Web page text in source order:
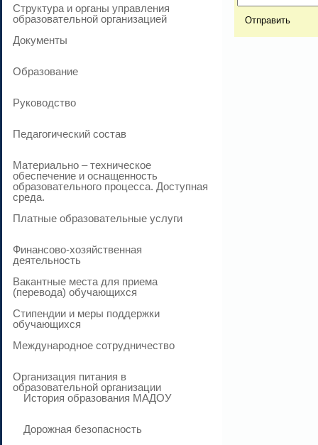
Структура и органы управления
образовательной организацией
Документы
Образование
Руководство
Педагогический состав
Материально – техническое
обеспечение и оснащенность
образовательного процесса. Доступная
среда.
Платные образовательные услуги
Финансово-хозяйственная
деятельность
Вакантные места для приема
(перевода) обучающихся
Стипендии и меры поддержки
обучающихся
Международное сотрудничество
Организация питания в
образовательной организации
История образования МАДОУ
Дорожная безопасность